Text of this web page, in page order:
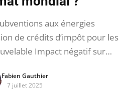
aux énergies
de crédits d’impôt pour les
Impact négatif sur…
Fabien Gauthier
7 juillet 2025